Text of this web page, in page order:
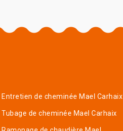
Entretien de cheminée Mael Carhaix
Tubage de cheminée Mael Carhaix